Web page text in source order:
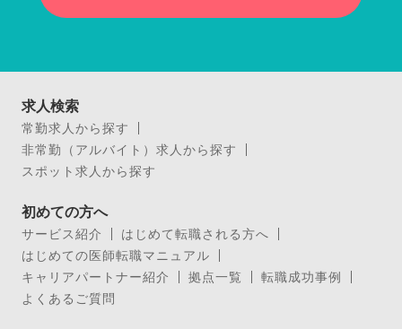
求人検索
常勤求人から探す
非常勤（アルバイト）求人から探す
スポット求人から探す
初めての方へ
サービス紹介
はじめて転職される方へ
はじめての医師転職マニュアル
キャリアパートナー紹介
拠点一覧
転職成功事例
よくあるご質問